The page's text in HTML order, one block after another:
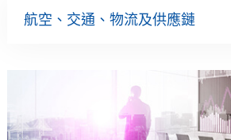
航空、交通、物流及供應鏈